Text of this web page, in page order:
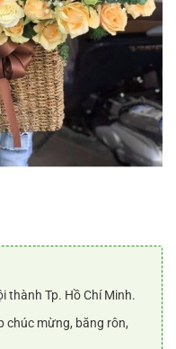
thành Tp. Hồ Chí Minh.
chúc mừng, băng rôn,